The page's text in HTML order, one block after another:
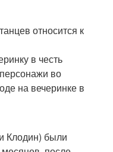
относится к
в честь
во
на вечеринке в
Клодин) были